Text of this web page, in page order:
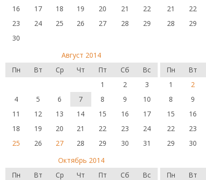
16
17 18 19 20 21
22
23
24 25 26 27 28
29
30
21
22
28
29
Август 2014
Пн
Вт Ср Чт Пт Сб
Вс
1
2
3
4
5 6 7 8 9
10
11
12 13 14 15 16
17
18
19 20 21 22 23
24
25
26 27 28 29 30 31
Пн
Вт
1
2
8
9
15
16
22
23
29
30
Октябрь 2014
Пн
Вт Ср Чт Пт Сб
Вс
Пн
Вт